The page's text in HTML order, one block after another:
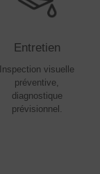
Entretien
Inspection visuelle
préventive,
diagnostique
prévisionnel.